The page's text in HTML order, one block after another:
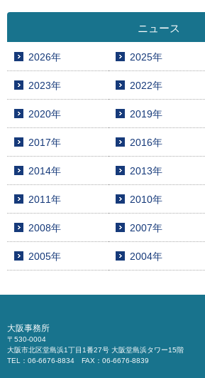
ニュース
2026年 2025年
2023年 2022年
2020年 2019年
2017年 2016年
2014年 2013年
2011年 2010年
2008年 2007年
2005年 2004年
大阪事務所
〒530-0004
大阪市北区堂島浜1丁目1番27号 大阪堂島浜タワー15階
TEL：06-6676-8834 FAX：06-6676-8839